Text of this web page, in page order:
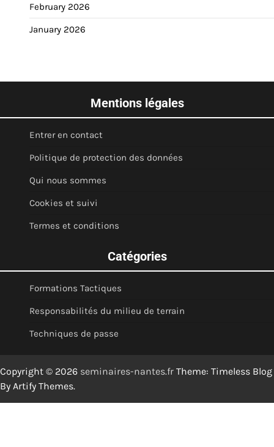
February 2026
January 2026
Mentions légales
Entrer en contact
Politique de protection des données
Qui nous sommes
Cookies et suivi
Termes et conditions
Catégories
Formations Tactiques
Responsabilités du milieu de terrain
Techniques de passe
Copyright © 2026 seminaires-nantes.fr Theme: Timeless Blog
By Artify Themes.